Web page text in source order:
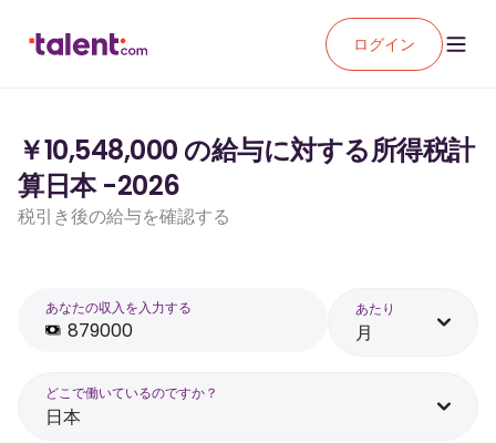
ログイン
￥10,548,000 の給与に対する所得税計
算日本 -2026
税引き後の給与を確認する
あなたの収入を入力する あたり
月
どこで働いているのですか？
日本